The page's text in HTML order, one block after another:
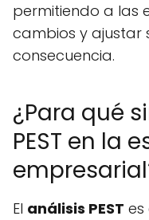
permitiendo a las
cambios y ajustar
consecuencia.
¿Para qué
PEST en la
El análisis PEST es